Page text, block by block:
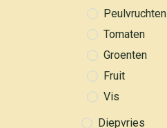
Peulvruchten
Tomaten
Groenten
Fruit
Vis
Diepvries